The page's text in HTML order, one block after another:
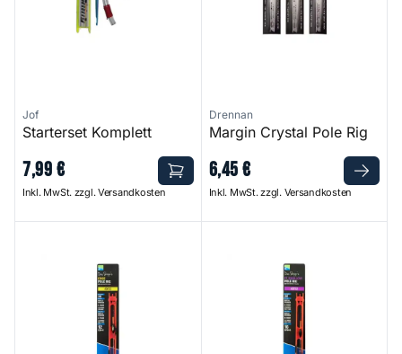
Jof
Starterset Komplett
7,99€
Inkl. MwSt. zzgl. Versandkosten
Drennan
Margin Crystal Pole Rig
6,45€
Inkl. MwSt. zzgl. Versandkosten